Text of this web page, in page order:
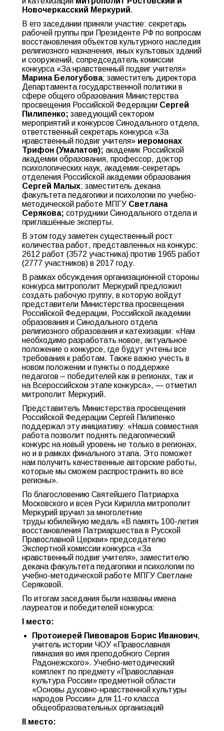
Новочеркасский Меркурий.
В его заседании приняли участие: секретарь
рабочей группы при Президенте РФ по вопросам
восстановления объектов культурного наследия
религиозного назначения, иных культовых зданий
и сооружений, сопредседатель комиссии
конкурса «За нравственный подвиг учителя»
Марина Белогубова; заместитель директора
Департамента государственной политики в
сфере общего образования Министерства
просвещения Российской Федерации Сергей
Пилипенко; заведующий сектором
мероприятий и конкурсов Синодального отдела,
ответственный секретарь конкурса «За
нравственный подвиг учителя» иеромонах
Трифон (Умалатов); академик Российской
академии образования, профессор, доктор
психологических наук, академик-секретарь
отделения Российской академии образования
Сергей Малых; заместитель декана
факультета педагогики и психологии по учебно-
методической работе МПГУ Светлана
Серякова; сотрудники Синодального отдела и
приглашённые эксперты.
В этом году заметен существенный рост
количества работ, представленных на конкурс:
2612 работ (3572 участника) против 1965 работ
(2777 участников) в 2017 году.
В рамках обсуждения организационной стороны
конкурса митрополит Меркурий предложил
создать рабочую группу, в которую войдут
представители Министерства просвещения
Российской Федерации, Российской академии
образования и Синодального отдела
религиозного образования и катехизации: «Нам
необходимо разработать новое, актуальное
положение о конкурсе, где будут учтены все
требования к работам. Также важно учесть в
новом положении и пункты о поддержке
педагогов – победителей как в регионах, так и
на Всероссийском этапе конкурса», — отметил
митрополит Меркурий.
Представитель Министерства просвещения
Российской Федерации Сергей Пилипенко
поддержал эту инициативу: «Наша совместная
работа позволит поднять педагогический
конкурс на новый уровень не только в регионах,
но и в рамках финального этапа. Это поможет
нам получить качественные авторские работы,
которые мы сможем распространить во все
регионы».
По благословению Святейшего Патриарха
Московского и всея Руси Кирилла митрополит
Меркурий вручил за многолетние
труды юбилейную медаль «В память 100-летия
восстановления Патриаршества в Русской
Православной Церкви» председателю
Экспертной комиссии конкурса «За
нравственный подвиг учителя», заместителю
декана факультета педагогики и психологии по
учебно-методической работе МПГУ Светлане
Серяковой.
По итогам заседания были названы имена
лауреатов и победителей конкурса:
I место:
Протоиерей Пивоваров Борис Иванович,
учитель истории ЧОУ «Православная
гимназия во имя преподобного Сергия
Радонежского». Учебно-методический
комплект по предмету «Православная
культура России» предметной области
«Основы духовно-нравственной культуры
народов России» для 11-го класса
общеобразовательных организаций
II место: